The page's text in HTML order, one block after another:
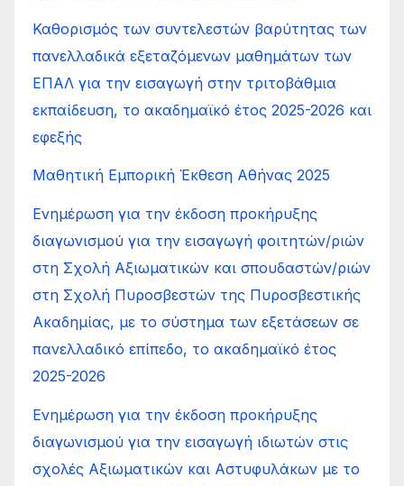
Καθορισμός των συντελεστών βαρύτητας των
πανελλαδικά εξεταζόμενων μαθημάτων των
ΕΠΑΛ για την εισαγωγή στην τριτοβάθμια
εκπαίδευση, το ακαδημαϊκό έτος 2025-2026 και
εφεξής
Μαθητική Εμπορική Έκθεση Αθήνας 2025
Ενημέρωση για την έκδοση προκήρυξης
διαγωνισμού για την εισαγωγή φοιτητών/ριών
στη Σχολή Αξιωματικών και σπουδαστών/ριών
στη Σχολή Πυροσβεστών της Πυροσβεστικής
Ακαδημίας, με το σύστημα των εξετάσεων σε
πανελλαδικό επίπεδο, το ακαδημαϊκό έτος
2025-2026
Ενημέρωση για την έκδοση προκήρυξης
διαγωνισμού για την εισαγωγή ιδιωτών στις
σχολές Αξιωματικών και Αστυφυλάκων με το